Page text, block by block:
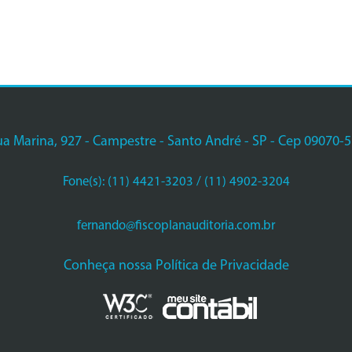
Marina, 927 - Campestre - Santo André - SP - Cep 09070-
Fone(s): (11) 4421-3203 / (11) 4902-3204
fernando@fiscoplanauditoria.com.br
Conheça nossa Política de Privacidade